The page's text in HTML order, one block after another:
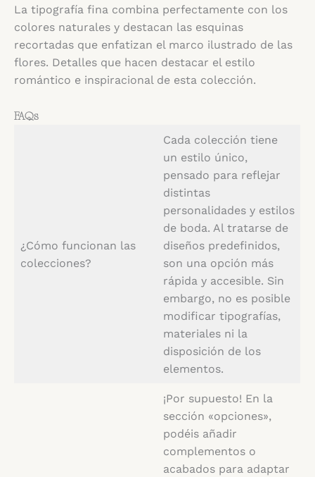
La tipografía fina combina perfectamente con los
colores naturales y destacan las esquinas
recortadas que enfatizan el marco ilustrado de las
flores. Detalles que hacen destacar el estilo
romántico e inspiracional de esta colección.
FAQs
¿Cómo funcionan las
colecciones?
Cada colección tiene
un estilo único,
pensado para reflejar
distintas
personalidades y estilos
de boda. Al tratarse de
diseños predefinidos,
son una opción más
rápida y accesible. Sin
embargo, no es posible
modificar tipografías,
materiales ni la
disposición de los
elementos.
¡Por supuesto! En la
sección «opciones»,
podéis añadir
complementos o
acabados para adaptar